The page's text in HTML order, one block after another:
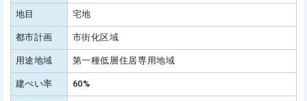
地目 宅地
都市計画 市街化区域
用途地域 第一種低層住居専用地域
建ぺい率 60%